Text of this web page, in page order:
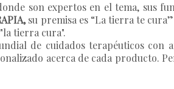
son expertos en el tema, sus
su premisa es “La tierra te cura”
tierra cura".
de cuidados terapéuticos
acerca de cada producto.